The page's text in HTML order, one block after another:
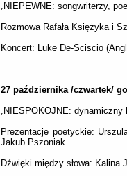
„NIEPEWNE: songwriterzy,
Rozmowa Rafała Księżyka i
Koncert: Luke De-Sciscio
27 października /czwartek/
„NIESPOKOJNE: dynamiczny
Prezentacje poetyckie:
Jakub Pszoniak
Dźwięki między słowa: Kalina